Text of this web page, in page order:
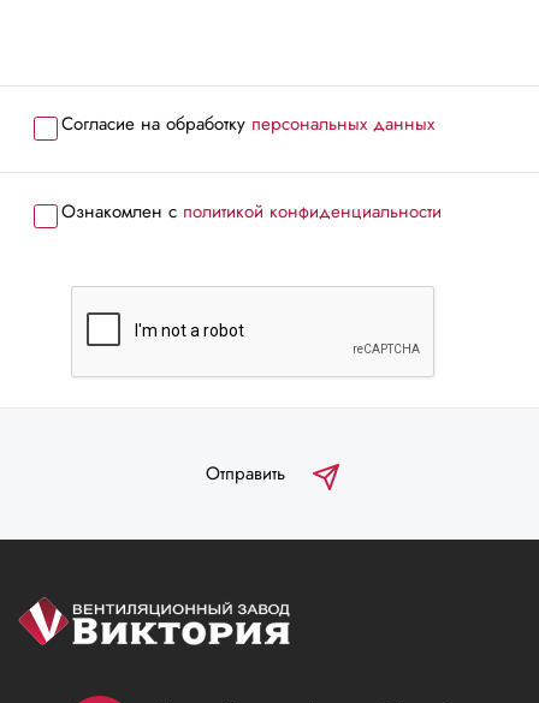
Согласие на обработку персональных данных
Ознакомлен с политикой конфиденциальности
Отправить